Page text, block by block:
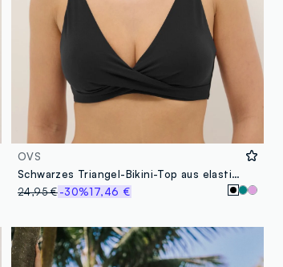
OVS
Schwarzes Triangel-Bikini-Top aus elastischem Shaping-Material
24,95 €-30%17,46 €